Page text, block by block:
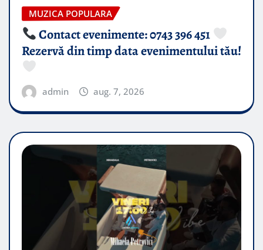
MUZICA POPULARA
Contact evenimente: 0743 396 451
Rezervă din timp data evenimentului tău!
admin aug. 7, 2026